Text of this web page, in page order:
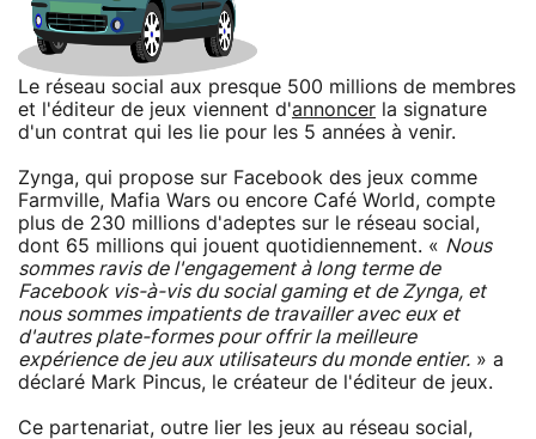
Le réseau social aux presque 500 millions de membres
et l'éditeur de jeux viennent d'annoncer la signature
d'un contrat qui les lie pour les 5 années à venir.
Zynga, qui propose sur Facebook des jeux comme
Farmville, Mafia Wars ou encore Café World, compte
plus de 230 millions d'adeptes sur le réseau social,
dont 65 millions qui jouent quotidiennement. « Nous
sommes ravis de l'engagement à long terme de
Facebook vis-à-vis du social gaming et de Zynga, et
nous sommes impatients de travailler avec eux et
d'autres plate-formes pour offrir la meilleure
expérience de jeu aux utilisateurs du monde entier. » a
déclaré Mark Pincus, le créateur de l'éditeur de jeux.
Ce partenariat, outre lier les jeux au réseau social,